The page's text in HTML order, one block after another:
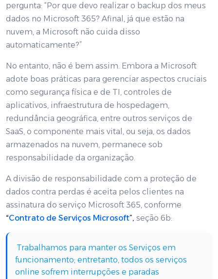
pergunta: “Por que devo realizar o backup dos meus
dados no Microsoft 365? Afinal, já que estão na
nuvem, a Microsoft não cuida disso
automaticamente?”
No entanto, não é bem assim. Embora a Microsoft
adote boas práticas para gerenciar aspectos cruciais
como segurança física e de TI, controles de
aplicativos, infraestrutura de hospedagem,
redundância geográfica, entre outros serviços de
SaaS, o componente mais vital, ou seja, os dados
armazenados na nuvem, permanece sob
responsabilidade da organização.
A divisão de responsabilidade com a proteção de
dados contra perdas é aceita pelos clientes na
assinatura do serviço Microsoft 365, conforme
“Contrato de Serviços Microsoft”, seção 6b:
Trabalhamos para manter os Serviços em
funcionamento; entretanto, todos os serviços
online sofrem interrupções e paradas